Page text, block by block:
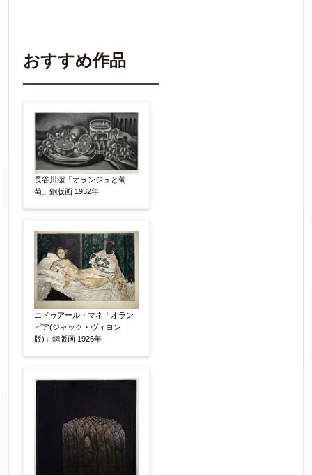
※不明な項目は空欄で結構です。
▼
作品の作家名 【任意】
作品の画題 【任意】
作品の技法 【任意】
日本画
油彩画
素描
立体
その他
絵の画面サイズ
額装
軸装
その他
おすすめ作品
長谷川潔「オランジュと葡
萄」銅版画 1932年
エドゥアール・マネ「オラン
ピア(ジャック・ヴィヨン
版)」銅版画 1926年